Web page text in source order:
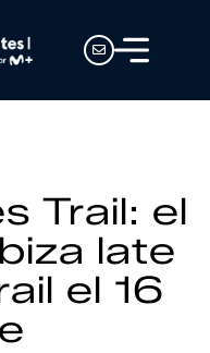
Trail: el
late
el 16